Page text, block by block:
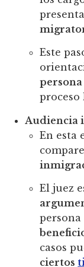
Este
proceso
Audiencia
En esta
El juez
persona
casos
ciertos